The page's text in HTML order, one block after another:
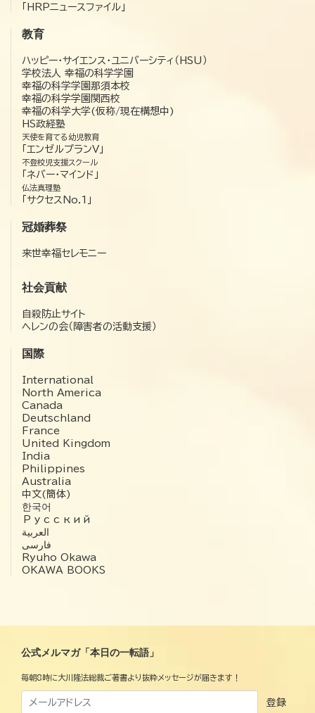
「HRPニュースファイル」
教育
ハッピー・サイエンス・ユニバーシティ（HSU）
学校法人 幸福の科学学園
幸福の科学学園那須本校
幸福の科学学園関西校
幸福の科学大学(仮称/現在構想中)
HS政経塾
天使を育てる幼児教育
「エンゼルプランV」
不登校児支援スクール
「ネバー・マインド」
仏法真理塾
「サクセスNo.1」
冠婚葬祭
来世幸福セレモニー
社会貢献
自殺防止サイト
ヘレンの会（障害者の活動支援）
国際
International
North America
Canada
Deutschland
France
United Kingdom
India
Philippines
Australia
中文(簡体)
한국어
Русский
العربية‏
فارسی
Ryuho Okawa
OKAWA BOOKS
公式メルマガ「本日の一転語」
毎朝8時に大川隆法総裁ご著書より抜粋メッセージが届きます！
登録